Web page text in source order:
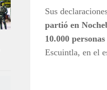
Sus
partió en
10.000 personas
Escuintla, en el